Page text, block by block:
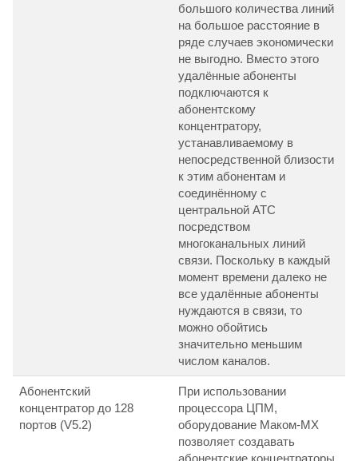
большого количества линий
на большое расстояние в
ряде случаев экономически
не выгодно. Вместо этого
удалённые абоненты
подключаются к
абонентскому
концентратору,
устанавливаемому в
непосредственной близости
к этим абонентам и
соединённому с
центральной АТС
посредством
многоканальных линий
связи. Поскольку в каждый
момент времени далеко не
все удалённые абоненты
нуждаются в связи, то
можно обойтись
значительно меньшим
числом каналов.
Абонентский
концентратор до 128
портов (V5.2)
При использовании
процессора ЦПМ,
оборудование Маком-МХ
позволяет создавать